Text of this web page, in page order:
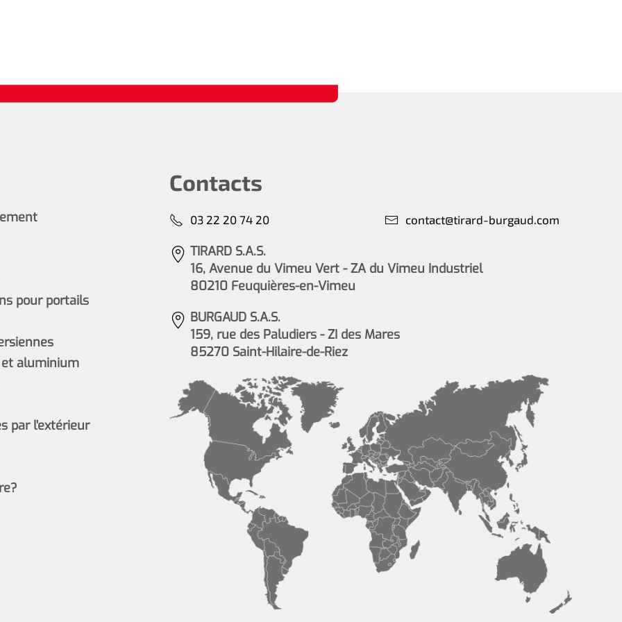
pour portails
aluminium
par l'extérieur
Contacts
03 22 20 74 20 contact@tirard-burgaud.com
TIRARD S.A.S.
16, Avenue du Vimeu Vert - ZA du Vimeu Industriel
80210 Feuquières-en-Vimeu
BURGAUD S.A.S.
159, rue des Paludiers - ZI des Mares
85270 Saint-Hilaire-de-Riez